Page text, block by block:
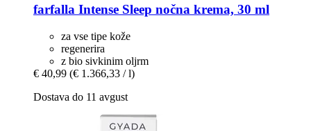
farfalla Intense Sleep nočna krema, 30 ml
za vse tipe kože
regenerira
z bio sivkinim oljrm
€ 40,99 (€ 1.366,33 / l)
Dostava do 11 avgust